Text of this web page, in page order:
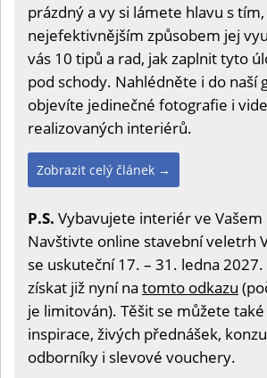
prázdný a vy si lámete hlavu s
nejefektivnějším způsobem jej
vás 10 tipů a rad, jak zaplnit tyto
pod schody. Nahlédněte i do naší
objevíte jedinečné fotografie i
realizovaných interiérů.
Zobrazit celý článek →
P.S. Vybavujete interiér ve Vašem
Navštivte online stavební veletrh
se uskuteční 17. – 31. ledna
získat již nyní na tomto odkazu
je limitován). Těšit se můžete
inspirace, živých přednášek,
odborníky i slevové vouchery.